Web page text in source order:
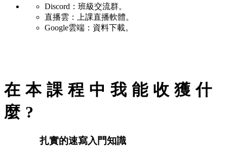
Discord：班級交流群。
直播雲：上課直播軟體。
Google雲端：資料下載。
在本課程中我能收獲什
麼?
扎實的速寫入門知識